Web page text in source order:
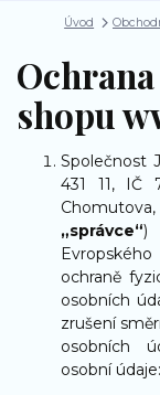
Úvod
shopu
Společnost
431 11, IČ
„správce“)
ochraně
osobních
zrušení
osobních
osobní údaje: